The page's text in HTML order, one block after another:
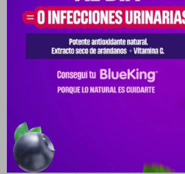
para personas con tendencia a
que buscan mantener un sistema
desean reforzar sus defensas
uso: Se sugiere ingerir 1 cápsula de
preferentemente junto con alimentos y
salvo indicación médica distinta.
exceder la dosis recomendada. Evitar
edad, embarazadas o lactantes sin
Consultar al médico en caso de
o uso de anticoagulantes. Mantener